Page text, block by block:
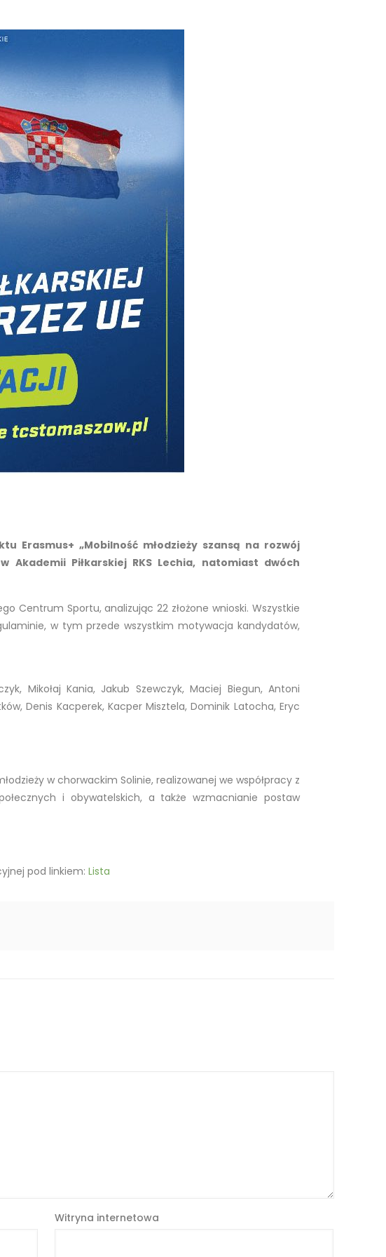
Erasmus+ „Mobilność młodzieży szansą na rozwój
Piłkarskiej RKS Lechia, natomiast dwóch
Centrum Sportu, analizując 22 złożone wnioski. Wszystkie
w tym przede wszystkim motywacja kandydatów,
Mikołaj Kania, Jakub Szewczyk, Maciej Biegun, Antoni
Denis Kacperek, Kacper Misztela, Dominik Latocha, Eryc
w chorwackim Solinie, realizowanej we współpracy z
i obywatelskich, a także wzmacnianie postaw
pod linkiem: Lista
Witryna internetowa